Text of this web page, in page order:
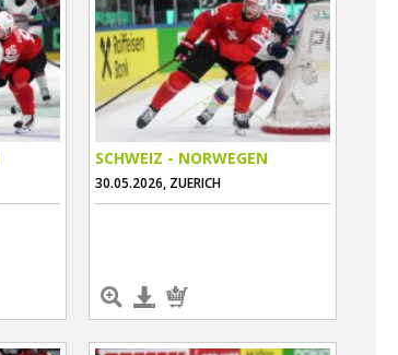
SCHWEIZ - NORWEGEN
30.05.2026, ZUERICH